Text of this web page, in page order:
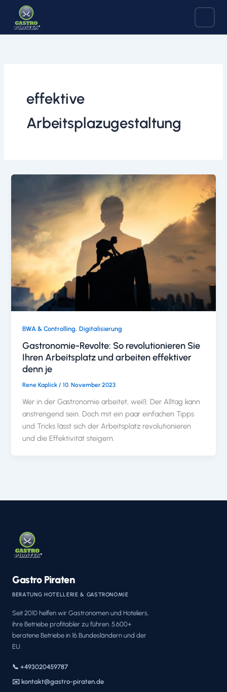
springen
effektive
Arbeitsplazugestaltung
BWA & Controlling,Digitalisierung
Gastronomie-Revolte: So revolutionieren Sie
Ihren Arbeitsplatz und arbeiten effektiver
denn je
Rene Kaplick/10. November 2023
Wer in der Gastronomie arbeitet, weiß: Der Alltag kann
anstrengend sein. Doch mit ein paar einfachen Tipps
und Tricks lässt sich der Arbeitsplatz revolutionieren
und die Effektivität steigern.
Gastro Piraten
BERATUNG HOTELLERIE & GASTRONOMIE
Seit 2010 helfen wir Gastronomen und Hoteliers,
ihre Betriebe profitabler zu führen. 5.600+
beratene Betriebe in 16 Bundesländern und der
EU.
📞 +493020459787
✉️ kontakt@gastro-piraten.de